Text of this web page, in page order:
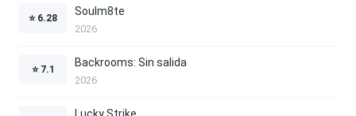
⭐ 6.28
Soulm8te
2026
⭐ 7.1
Backrooms: Sin salida
2026